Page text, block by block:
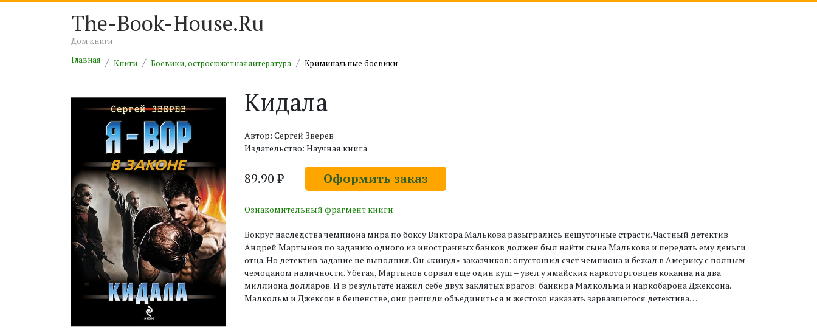
The-Book-House.Ru
Дом книги
Главная
Книги Боевики, остросюжетная литература Криминальные боевики
Кидала
Автор: Сергей Зверев
Издательство: Научная книга
89.90 ₽ Оформить заказ
Ознакомительный фрагмент книги
Вокруг наследства чемпиона мира по боксу Виктора Малькова разыгрались нешуточные страсти. Частный детектив
Андрей Мартынов по заданию одного из иностранных банков должен был найти сына Малькова и передать ему деньги
отца. Но детектив задание не выполнил. Он «кинул» заказчиков: опустошил счет чемпиона и бежал в Америку с полным
чемоданом наличности. Убегая, Мартынов сорвал еще один куш – увел у ямайских наркоторговцев кокаина на два
миллиона долларов. И в результате нажил себе двух заклятых врагов: банкира Малкольма и наркобарона Джексона.
Малкольм и Джексон в бешенстве, они решили объединиться и жестоко наказать зарвавшегося детектива…